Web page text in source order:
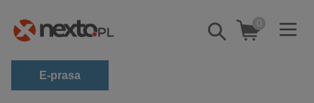
Pokaż/schowaj
wyszukiwarkę
0
E-prasa